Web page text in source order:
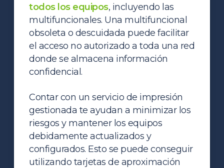
todos los equipos, incluyendo las
multifuncionales. Una multifuncional
obsoleta o descuidada puede facilitar
el acceso no autorizado a toda una red
donde se almacena información
confidencial.
Contar con un servicio de impresión
gestionada te ayudan a minimizar los
riesgos y mantener los equipos
debidamente actualizados y
configurados. Esto se puede conseguir
utilizando tarjetas de aproximación